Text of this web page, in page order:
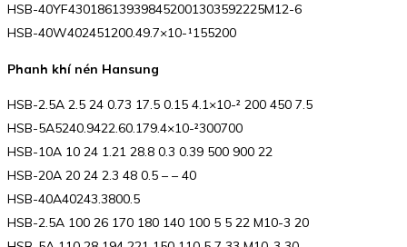
HSB-40YF430186139398452001303592225M12-6
HSB-40W402451200.49.7×10-¹155200
Phanh khí nén Hansung
HSB-2.5A 2.5 24 0.73 17.5 0.15 4.1×10-² 200 450 7.5
HSB-5A5240.9422.60.179.4×10-²300700
HSB-10A 10 24 1.21 28.8 0.3 0.39 500 900 22
HSB-20A 20 24 2.3 48 0.5 – – 40
HSB-40A40243.3800.5
HSB-2.5A 100 26 170 180 140 100 5 5 22 M10-3 20